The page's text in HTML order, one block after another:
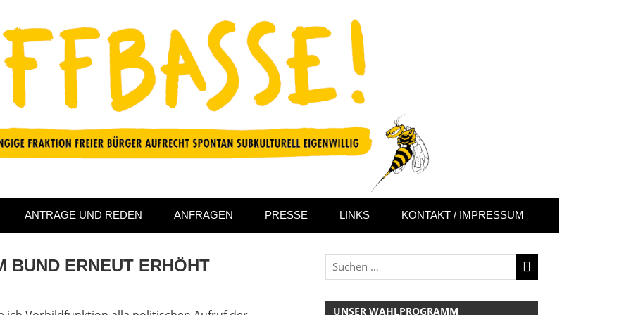
ANTRÄGE UND REDEN ANFRAGEN PRESSE LINKS KONTAKT / IMPRESSUM
BUND ERNEUT ERHÖHT
UNSER WAHLPROGRAMM